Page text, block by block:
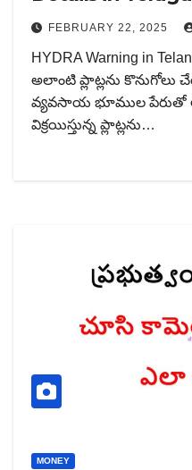
FEBRUARY 22, 2025
HYDRA Warning in
అలాంటి ప్లాట్లను కొనుగోలు
వ్యవసాయ భూముల పేరుతో
విక్రయిస్తున్న ప్లాట్లను…
MONEY